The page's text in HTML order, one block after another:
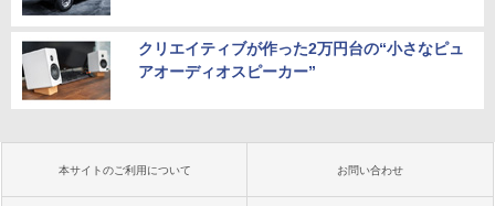
クリエイティブが作った2万円台の“小さなピュ
アオーディオスピーカー”
本サイトのご利用について お問い合わせ